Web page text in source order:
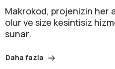
Makrokod, projenizin her
olur ve size kesintisiz
sunar.
Daha fazla